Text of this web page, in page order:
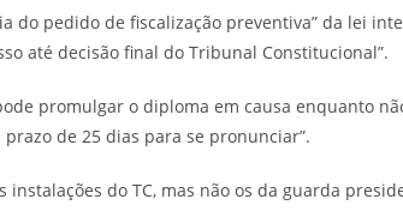
pedido de fiscalização preventiva” da lei
até decisão final do Tribunal Constitucional”.
promulgar o diploma em causa enquanto
de 25 dias para se pronunciar”.
do TC, mas não os da guarda